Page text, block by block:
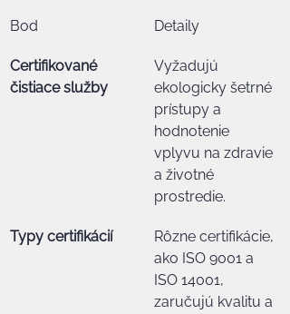
Bod Detaily
Certifikované
čistiace služby
Vyžadujú
ekologicky šetrné
prístupy a
hodnotenie
vplyvu na zdravie
a životné
prostredie.
Typy certifikácií
Rôzne certifikácie,
ako ISO 9001 a
ISO 14001,
zaručujú kvalitu a